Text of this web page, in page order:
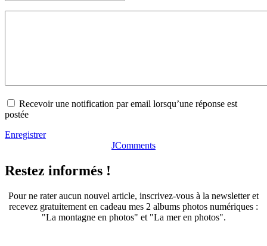
Recevoir une notification par email lorsqu’une réponse est
postée
Enregistrer
JComments
Restez informés !
Pour ne rater aucun nouvel article, inscrivez-vous à la newsletter et
recevez gratuitement en cadeau mes 2 albums photos numériques :
"La montagne en photos" et "La mer en photos".